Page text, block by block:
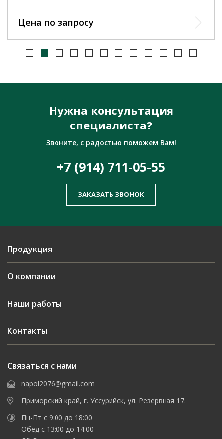
Цена по запросу
Нужна консультация
специалиста?
Звоните, с радостью поможем Вам!
+7 (914) 711-05-55
ЗАКАЗАТЬ ЗВОНОК
Продукция
О компании
Наши работы
Контакты
Связаться с нами
napol2076@gmail.com
Приморский край, г. Уссурийск, ул. Резервная 17.
Пн-Пт с 9:00 до 18:00
Обед с 13:00 до 14:00